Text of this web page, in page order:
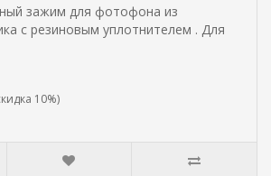
зажим для фотофона из
с резиновым уплотнителем . Для
10%)